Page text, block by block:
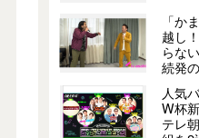
「か
越し
らな
続発
人気
W杯
テレ